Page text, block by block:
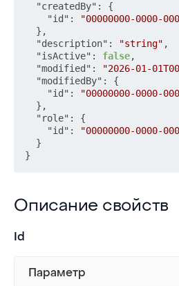
"createdBy" :
{
"id" :
"00000000-0000-
} ,
"description" : "string" ,
"isActive" : false,
"modified" : "2026-01-
"modifiedBy" :
{
"id" :
"00000000-0000-
} ,
"role" :
{
"id" :
"00000000-0000-
}
}
Описание свойств
Описание свойств
Id
Параметр